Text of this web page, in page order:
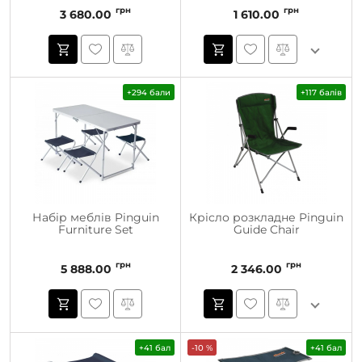
3 680.00 грн 1 610.00 грн
+294 бали
Набір меблів Pinguin
Furniture Set
5 888.00 грн
+117 балів
Крісло розкладне Pinguin
Guide Chair
2 346.00 грн
+41 бал -10 % +41 бал